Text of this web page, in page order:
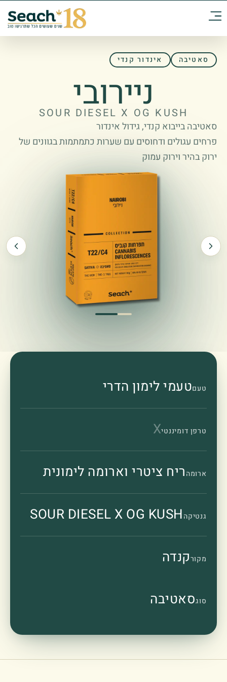
סאטיבה אינדור קנדי
ניירובי
SOUR DIESEL X OG KUSH
סאטיבה בייבוא קנדי, גידול אינדור
פרחים עגולים ודחוסים עם שערות כתמתמות בגוונים של
ירוק בהיר וירוק עמוק
טעםטעמי לימון הדרי
טרפן דומיננטיX
ארומהריח ציטרי וארומה לימונית
גנטיקהSOUR DIESEL X OG KUSH
מקורקנדה
סוגסאטיבה